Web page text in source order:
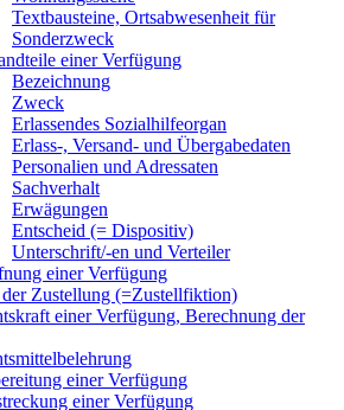
Textbausteine, Ortsabwesenheit für
Sonderzweck
einer Verfügung
Bezeichnung
Zweck
Erlassendes Sozialhilfeorgan
Erlass-, Versand- und Übergabedaten
Personalien und Adressaten
Sachverhalt
Erwägungen
Entscheid (= Dispositiv)
Unterschrift/-en und Verteiler
einer Verfügung
Zustellung (=Zustellfiktion)
einer Verfügung, Berechnung der
einer Verfügung
einer Verfügung